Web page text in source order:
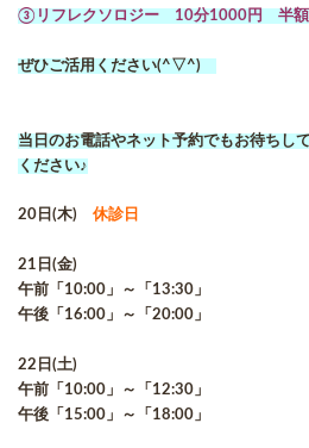
③リフレクソロジー 10分1000円 半額
ぜひご活用ください(^▽^)
当日のお電話やネット予約でもお待ちし
ください♪
20日(木) 休診日
21日(金)
午前「10:00」～「13:30」
午後「16:00」～「20:00」
22日(土)
午前「10:00」～「12:30」
午後「15:00」～「18:00」